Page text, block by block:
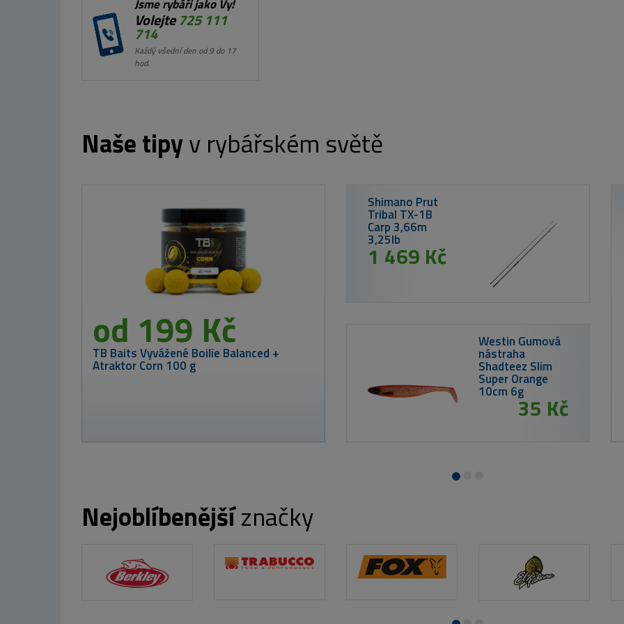
Jsme rybáři jako Vy!
Volejte725 111
714
Každý všední den od 9 do 17
hod.
Naše tipyv rybářském světě
773 Kč
MIKADO Rybářská taška ENCLAVE STALKER
Nikl Chytací
pelety Calanus &
Krill 250ml
od 99 Kč
MIVARDI Prut
Entrix 360SH
3,6m 12ft 3,5lb
3-díl
1 214 Kč
Nejoblíbenějšíznačky